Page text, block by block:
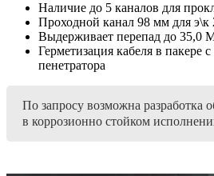
Наличие до 5 каналов для
Проходной канал 98 мм для э\к
Выдерживает перепад до 35,0
Герметизация кабеля в пакере
пенетратора
По запросу возможна разработка
в коррозионно стойком